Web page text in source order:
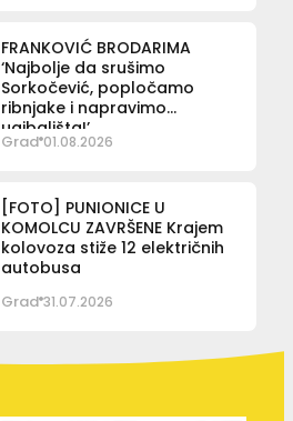
FRANKOVIĆ BRODARIMA
‘Najbolje da srušimo
Sorkočević, popločamo
ribnjake i napravimo
ugibališta!’
Grad 01.08.2026
[FOTO] PUNIONICE U
KOMOLCU ZAVRŠENE Krajem
kolovoza stiže 12 električnih
autobusa
Grad 31.07.2026